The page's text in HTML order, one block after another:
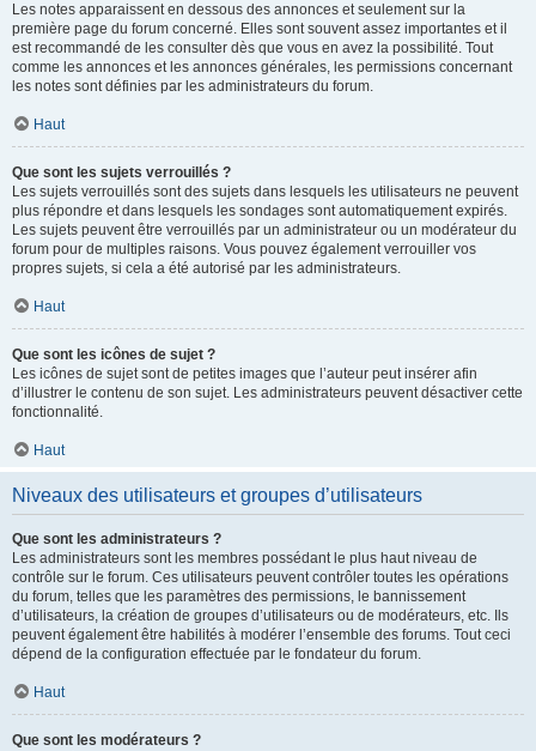
Les notes apparaissent en dessous des annonces et seulement sur la
première page du forum concerné. Elles sont souvent assez importantes et il
est recommandé de les consulter dès que vous en avez la possibilité. Tout
comme les annonces et les annonces générales, les permissions concernant
les notes sont définies par les administrateurs du forum.
Haut
Que sont les sujets verrouillés ?
Les sujets verrouillés sont des sujets dans lesquels les utilisateurs ne peuvent
plus répondre et dans lesquels les sondages sont automatiquement expirés.
Les sujets peuvent être verrouillés par un administrateur ou un modérateur du
forum pour de multiples raisons. Vous pouvez également verrouiller vos
propres sujets, si cela a été autorisé par les administrateurs.
Haut
Que sont les icônes de sujet ?
Les icônes de sujet sont de petites images que l’auteur peut insérer afin
d’illustrer le contenu de son sujet. Les administrateurs peuvent désactiver cette
fonctionnalité.
Haut
Niveaux des utilisateurs et groupes d’utilisateurs
Que sont les administrateurs ?
Les administrateurs sont les membres possédant le plus haut niveau de
contrôle sur le forum. Ces utilisateurs peuvent contrôler toutes les opérations
du forum, telles que les paramètres des permissions, le bannissement
d’utilisateurs, la création de groupes d’utilisateurs ou de modérateurs, etc. Ils
peuvent également être habilités à modérer l’ensemble des forums. Tout ceci
dépend de la configuration effectuée par le fondateur du forum.
Haut
Que sont les modérateurs ?